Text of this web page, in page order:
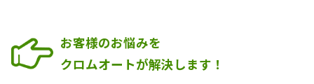
お客様のお悩みを
クロムオートが解決します！